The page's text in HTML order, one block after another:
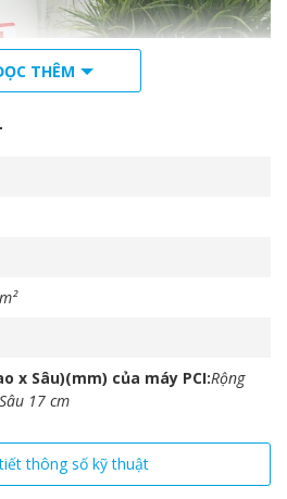
tương ứng với lưu lượng
h
cầu sử dụng, dùng hiệu quả cho
23 m2.
tối ưu kinh tế cho gia đình.
THÊM
x Sâu)(mm) của máy PCI Rộng
17 cm
thông số kỹ thuật